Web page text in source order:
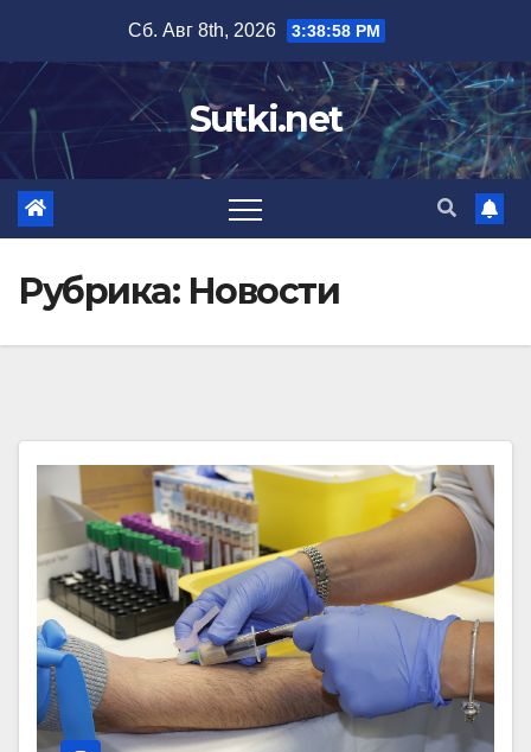
содержимому
Сб. Авг 8th, 2026 3:38:59 PM
Sutki.net
Рубрика: Новости